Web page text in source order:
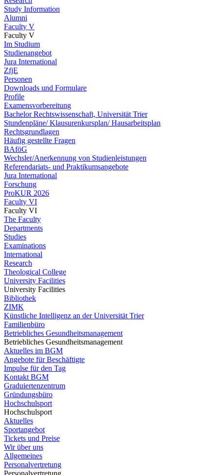
Study Information
Alumni
Faculty V
Faculty V
Im Studium
Studienangebot
Jura International
ZfjE
Personen
Downloads und Formulare
Profile
Examensvorbereitung
Bachelor Rechtswissenschaft, Universität Trier
Stundenpläne/ Klausurenkursplan/ Hausarbeitsplan
Rechtsgrundlagen
Häufig gestellte Fragen
BAföG
Wechsler/Anerkennung von Studienleistungen
Referendariats- und Praktikumsangebote
Jura International
Forschung
ProKUR 2026
Faculty VI
Faculty VI
The Faculty
Departments
Studies
Examinations
International
Research
Theological College
University Facilities
University Facilities
Bibliothek
ZIMK
Künstliche Intelligenz an der Universität Trier
Familienbüro
Betriebliches Gesundheitsmanagement
Betriebliches Gesundheitsmanagement
Aktuelles im BGM
Angebote für Beschäftigte
Impulse für den Tag
Kontakt BGM
Graduiertenzentrum
Gründungsbüro
Hochschulsport
Hochschulsport
Aktuelles
Sportangebot
Tickets und Preise
Wir über uns
Allgemeines
Personalvertretung
Personalvertretung